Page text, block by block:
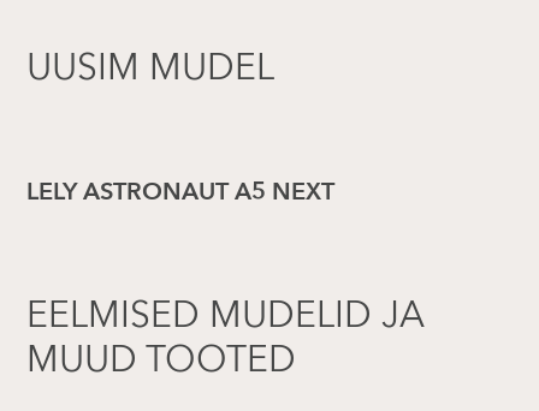
UUSIM MUDEL
LELY ASTRONAUT A5 NEXT
EELMISED MUDELID JA
MUUD TOOTED